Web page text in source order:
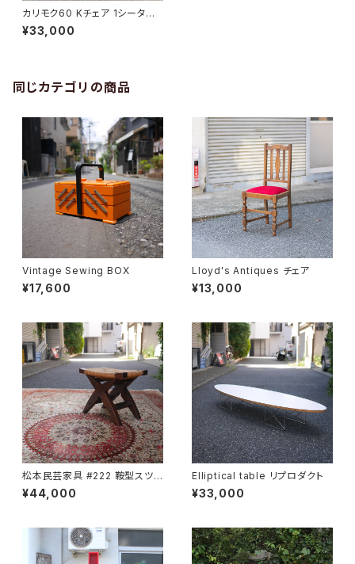
カリモク60 Kチェア 1シーター
【50周年記念復刻ブランドプレ
ート】
¥33,000
同じカテゴリの商品
Vintage Sewing BOX
¥17,600
Lloyd's Antiques チェア
¥13,000
松本民芸家具 #222 鞍型スツ
ール
¥44,000
Elliptical table リプロダクト
¥33,000